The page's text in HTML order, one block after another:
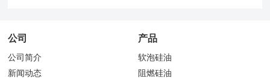
公司
公司简介
新闻动态
产品
软泡硅油
阻燃硅油